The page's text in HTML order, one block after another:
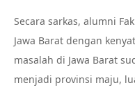
Secara sarkas, alumni
Jawa Barat dengan
masalah di Jawa Barat
menjadi provinsi maju,